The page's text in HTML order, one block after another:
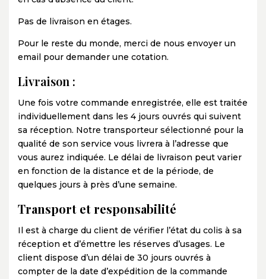
Pas de livraison en étages.
Pour le reste du monde, merci de nous envoyer un
email pour demander une cotation.
Livraison :
Une fois votre commande enregistrée, elle est traitée
individuellement dans les 4 jours ouvrés qui suivent
sa réception. Notre transporteur sélectionné pour la
qualité de son service vous livrera à l’adresse que
vous aurez indiquée. Le délai de livraison peut varier
en fonction de la distance et de la période, de
quelques jours à près d’une semaine.
Transport et responsabilité
Il est à charge du client de vérifier l’état du colis à sa
réception et d’émettre les réserves d’usages. Le
client dispose d’un délai de 30 jours ouvrés à
compter de la date d’expédition de la commande